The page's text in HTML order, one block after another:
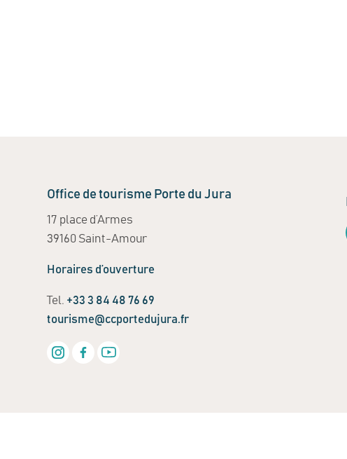
Office de tourisme Porte du Jura
17 place d’Armes
39160 Saint-Amour
Horaires d’ouverture
Tel. +33 3 84 48 76 69
tourisme@ccportedujura.fr